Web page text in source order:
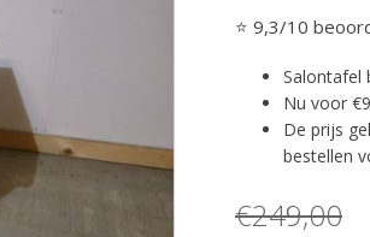
⭐ 9,3/10
Salontafel
Nu voor
De prijs
bestellen
€249,00